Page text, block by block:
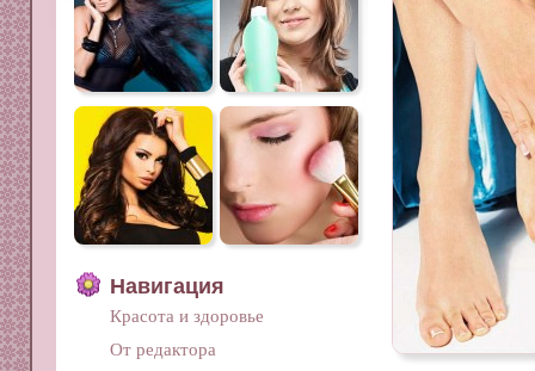
Навигация
Красота и здоровье
От редактора